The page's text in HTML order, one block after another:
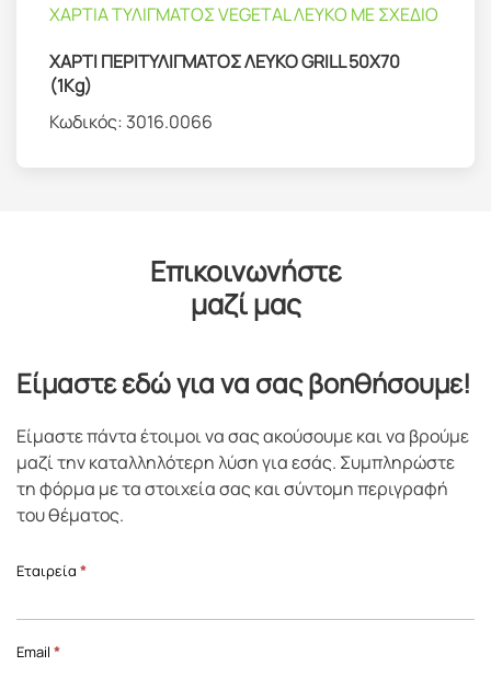
ΧΑΡΤΙΑ ΤΥΛΙΓΜΑΤΟΣ VEGETAL ΛΕΥΚΟ ΜΕ ΣΧΕΔΙΟ
ΧΑΡΤΙ ΠΕΡΙΤΥΛΙΓΜΑΤΟΣ ΛΕΥΚΟ GRILL 50Χ70
(1Kg)
Κωδικός: 3016.0066
Επικοινωνήστε
μαζί μας
Είμαστε εδώ για να σας βοηθήσουμε!
Είμαστε πάντα έτοιμοι να σας ακούσουμε και να βρούμε
μαζί την καταλληλότερη λύση για εσάς. Συμπληρώστε
τη φόρμα με τα στοιχεία σας και σύντομη περιγραφή
του θέματος.
Επικοινωνία
Page
Εταιρεία *
Email *